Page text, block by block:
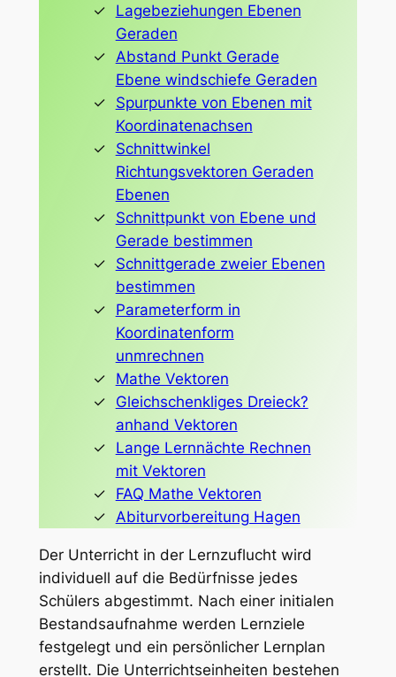
Lagebeziehungen Ebenen
Geraden
Abstand Punkt Gerade
Ebene windschiefe Geraden
Spurpunkte von Ebenen mit
Koordinatenachsen
Schnittwinkel
Richtungsvektoren Geraden
Ebenen
Schnittpunkt von Ebene und
Gerade bestimmen
Schnittgerade zweier Ebenen
bestimmen
Parameterform in
Koordinatenform
unmrechnen
Mathe Vektoren
Gleichschenkliges Dreieck?
anhand Vektoren
Lange Lernnächte Rechnen
mit Vektoren
FAQ Mathe Vektoren
Abiturvorbereitung Hagen
Der Unterricht in der Lernzuflucht wird
individuell auf die Bedürfnisse jedes
Schülers abgestimmt. Nach einer initialen
Bestandsaufnahme werden Lernziele
festgelegt und ein persönlicher Lernplan
erstellt. Die Unterrichtseinheiten bestehen